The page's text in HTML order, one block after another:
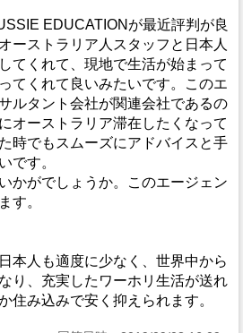
EDUCATIONが最近評判が良
ーストラリア人スタッフと日本人
てくれて、現地で生活が始まって
てくれて良いみたいです。このエ
ルタント会社が関連会社であるの
オーストラリア滞在したくなって
時でもスムーズにアドバイスと手
です。
かがでしょうか。このエージェン
す。
本人も適度に少なく、世界中から
り、充実したワーホリ生活が送れ
住み込みで安く抑えられます。